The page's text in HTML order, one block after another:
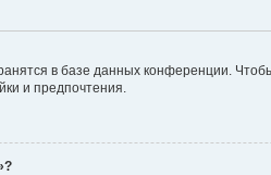
в базе данных конференции.
и предпочтения.